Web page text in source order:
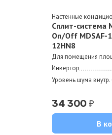
Настенные
Сплит-система
On/Off MDSAF-
12HN8
Для помещения
Инвертор
Уровень шума
34 300 ₽
В